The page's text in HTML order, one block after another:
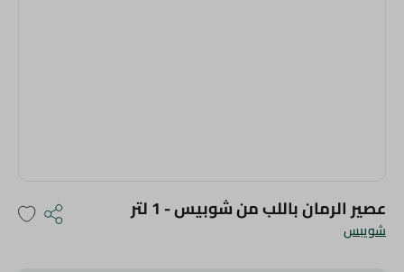
شويبس
عصير الرمان باللب من شوبيس - 1 لتر